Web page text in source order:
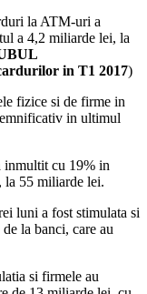
la ATM-uri a
a 4,2 miliarde lei, la
in T1 2017)
fizice si de firme in
in ultimul
inmultit cu 19% in
la 55 miliarde lei.
luni a fost stimulata si
la banci, care au
si firmele au